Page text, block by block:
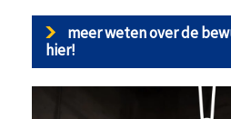
meer weten over de
hier!